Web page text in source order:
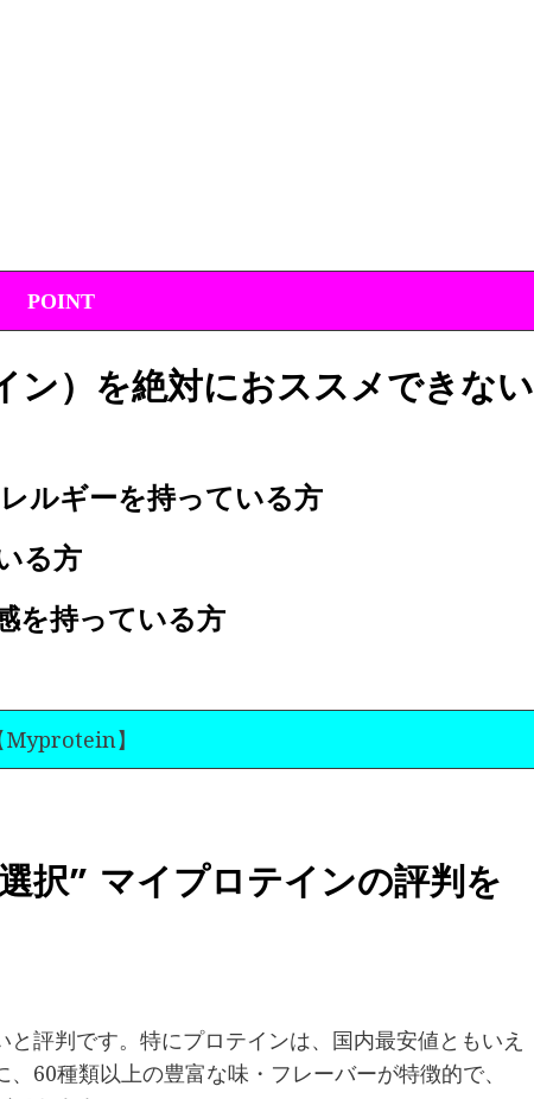
POINT
）を絶対におススメできない
ルギーを持っている方
る方
を持っている方
Myprotein】
択” マイプロテインの評判を
評判です。特にプロテインは、国内最安値ともいえ
60種類以上の豊富な味・フレーバーが特徴的で、